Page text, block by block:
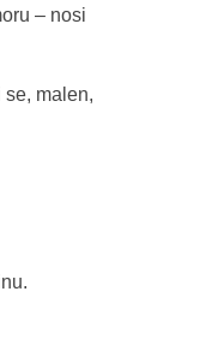
– nosi
se, malen,